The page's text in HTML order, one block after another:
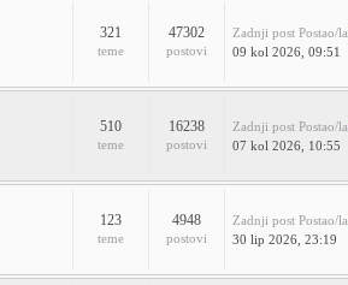
321
teme
47302
postovi
Zadnji post Postao/la
09 kol 2026, 09:51
510
teme
16238
postovi
Zadnji post Postao/la
07 kol 2026, 10:55
123
teme
4948
postovi
Zadnji post Postao/la
30 lip 2026, 23:19